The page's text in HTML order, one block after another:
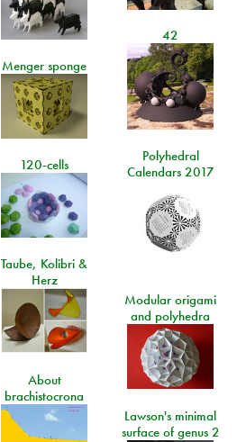
42
Menger sponge
Polyhedral
Calendars 2017
120-cells
Taube, Kolibri &
Herz
Modular origami
and polyhedra
About
brachistocrona
Lawson's minimal
surface of genus 2